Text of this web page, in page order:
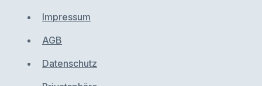
Impressum
AGB
Datenschutz